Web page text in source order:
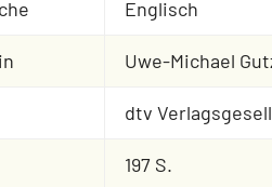
Englisch
Uwe-Michael
dtv
197 S.